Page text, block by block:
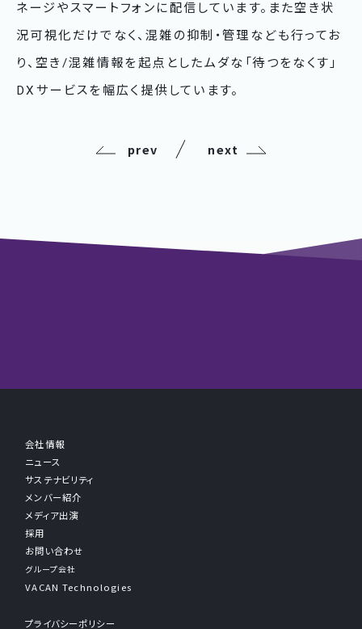
ネージやスマートフォンに配信しています。また空き状
況可視化だけでなく、混雑の抑制・管理なども行ってお
り、空き/混雑情報を起点としたムダな「待つをなくす」
DXサービスを幅広く提供しています。
prev next
会社情報
ニュース
サステナビリティ
メンバー紹介
メディア出演
採用
お問い合わせ
グループ会社
VACAN Technologies
プライバシーポリシー